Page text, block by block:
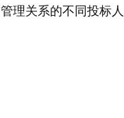
关系的不同投标